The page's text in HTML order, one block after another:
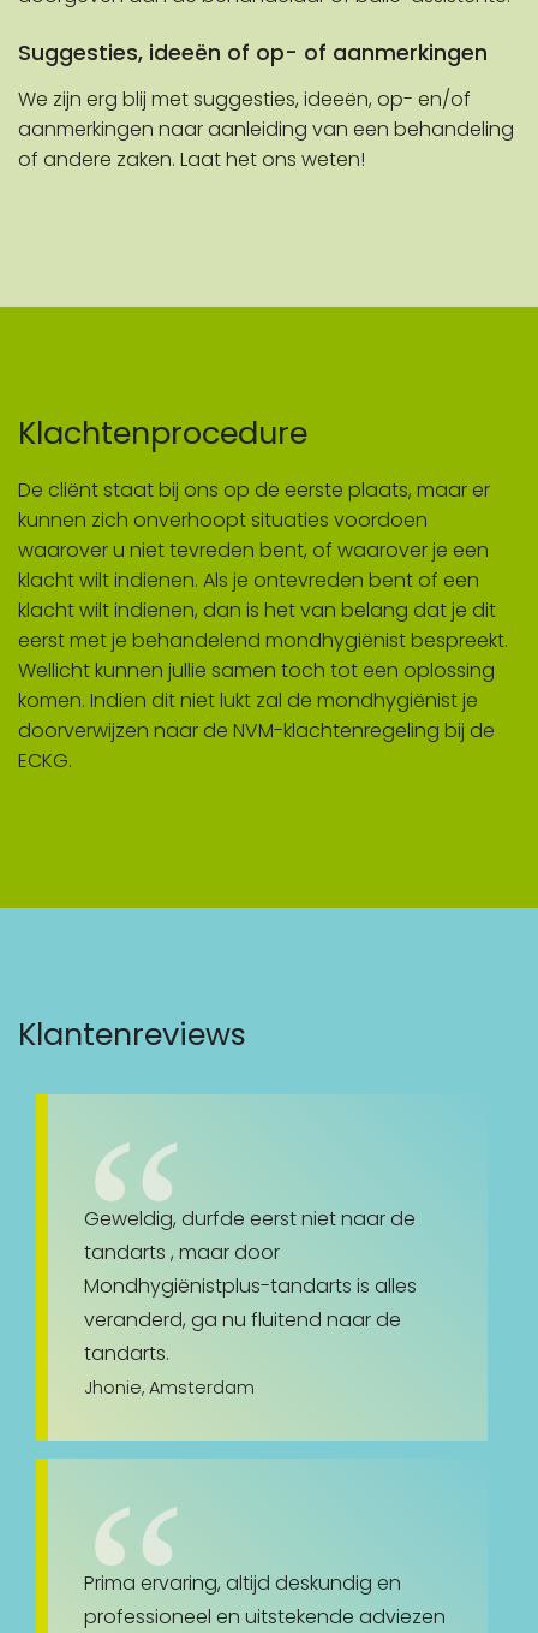
Suggesties, ideeën of op- of aanmerkingen
We zijn erg blij met suggesties, ideeën, op- en/of
aanmerkingen naar aanleiding van een behandeling
of andere zaken. Laat het ons weten!
Klachtenprocedure
De cliënt staat bij ons op de eerste plaats, maar er
kunnen zich onverhoopt situaties voordoen
waarover u niet tevreden bent, of waarover je een
klacht wilt indienen. Als je ontevreden bent of een
klacht wilt indienen, dan is het van belang dat je dit
eerst met je behandelend mondhygiënist bespreekt.
Wellicht kunnen jullie samen toch tot een oplossing
komen. Indien dit niet lukt zal de mondhygiënist je
doorverwijzen naar de NVM-klachtenregeling bij de
ECKG.
Klantenreviews
Geweldig, durfde eerst niet naar de
tandarts , maar door
Mondhygiënistplus-tandarts is alles
veranderd, ga nu fluitend naar de
tandarts.
Jhonie, Amsterdam
Prima ervaring, altijd deskundig en
professioneel en uitstekende adviezen